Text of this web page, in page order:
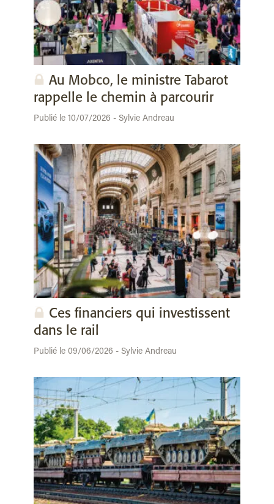
Au Mobco, le ministre Tabarot
rappelle le chemin à parcourir
Publié le 10/07/2026 - Sylvie Andreau
Ces financiers qui investissent
dans le rail
Publié le 09/06/2026 - Sylvie Andreau